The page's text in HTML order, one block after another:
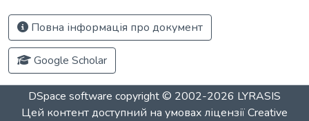
Повна інформація про документ
Google Scholar
DSpace software copyright © 2002-2026 LYRASIS
Цей контент доступний на умовах ліцензіїCreative